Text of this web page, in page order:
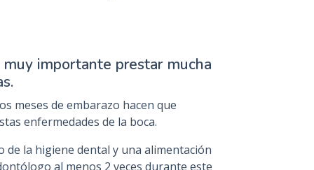
importante prestar mucha
meses de embarazo hacen que
enfermedades de la boca.
de la higiene dental y una alimentación
al menos 2 veces durante este